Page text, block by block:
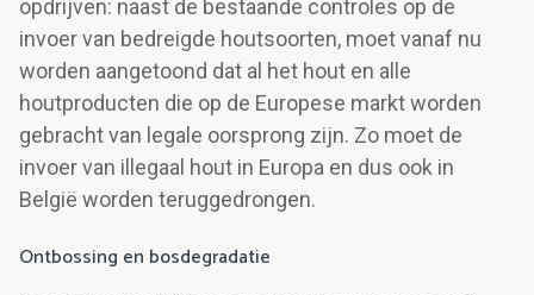
opdrijven: naast de bestaande controles op de
invoer van bedreigde houtsoorten, moet vanaf nu
worden aangetoond dat al het hout en alle
houtproducten die op de Europese markt worden
gebracht van legale oorsprong zijn. Zo moet de
invoer van illegaal hout in Europa en dus ook in
België worden teruggedrongen.
Ontbossing en bosdegradatie